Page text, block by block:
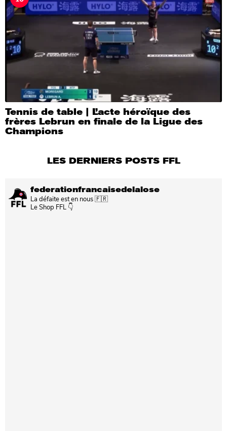
Tennis de table | L’acte héroïque des
frères Lebrun en finale de la Ligue des
Champions
LES DERNIERS POSTS FFL
federationfrancaisedelalose
La défaite est en nous 🇫🇷
Le Shop FFL 👇